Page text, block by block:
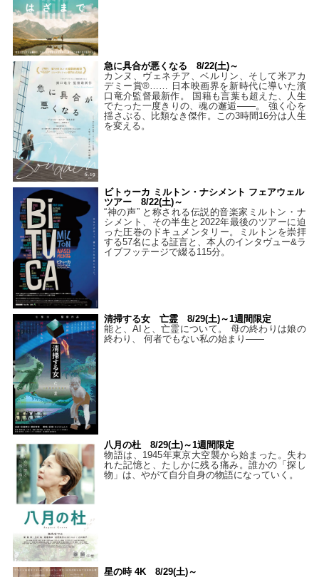
急に具合が悪くなる 8/22(土)～
カンヌ、ヴェネチア、ベルリン、そして米アカ
デミー賞®…… 日本映画界を新時代に導いた濱
口竜介監督最新作。 国籍も言葉も超えた、人生
でたった一度きりの、魂の邂逅――。 強く心を
揺さぶる、比類なき傑作。この3時間16分は人生
を変える。
ビトゥーカ ミルトン・ナシメント フェアウェル
ツアー 8/22(土)～
“神の声” と称される伝説的音楽家ミルトン・ナ
シメント、その半生と2022年最後のツアーに迫
った圧巻のドキュメンタリー。ミルトンを崇拝
する57名による証言と、本人のインタヴュー&ラ
イブフッテージで綴る115分。
清掃する女 亡霊 8/29(土)～1週間限定
能と、AIと、亡霊について。 母の終わりは娘の
終わり、 何者でもない私の始まり――
八月の杜 8/29(土)～1週間限定
物語は、1945年東京大空襲から始まった。失わ
れた記憶と、たしかに残る痛み。誰かの「探し
物」は、やがて自分自身の物語になっていく。
星の時 4K 8/29(土)～